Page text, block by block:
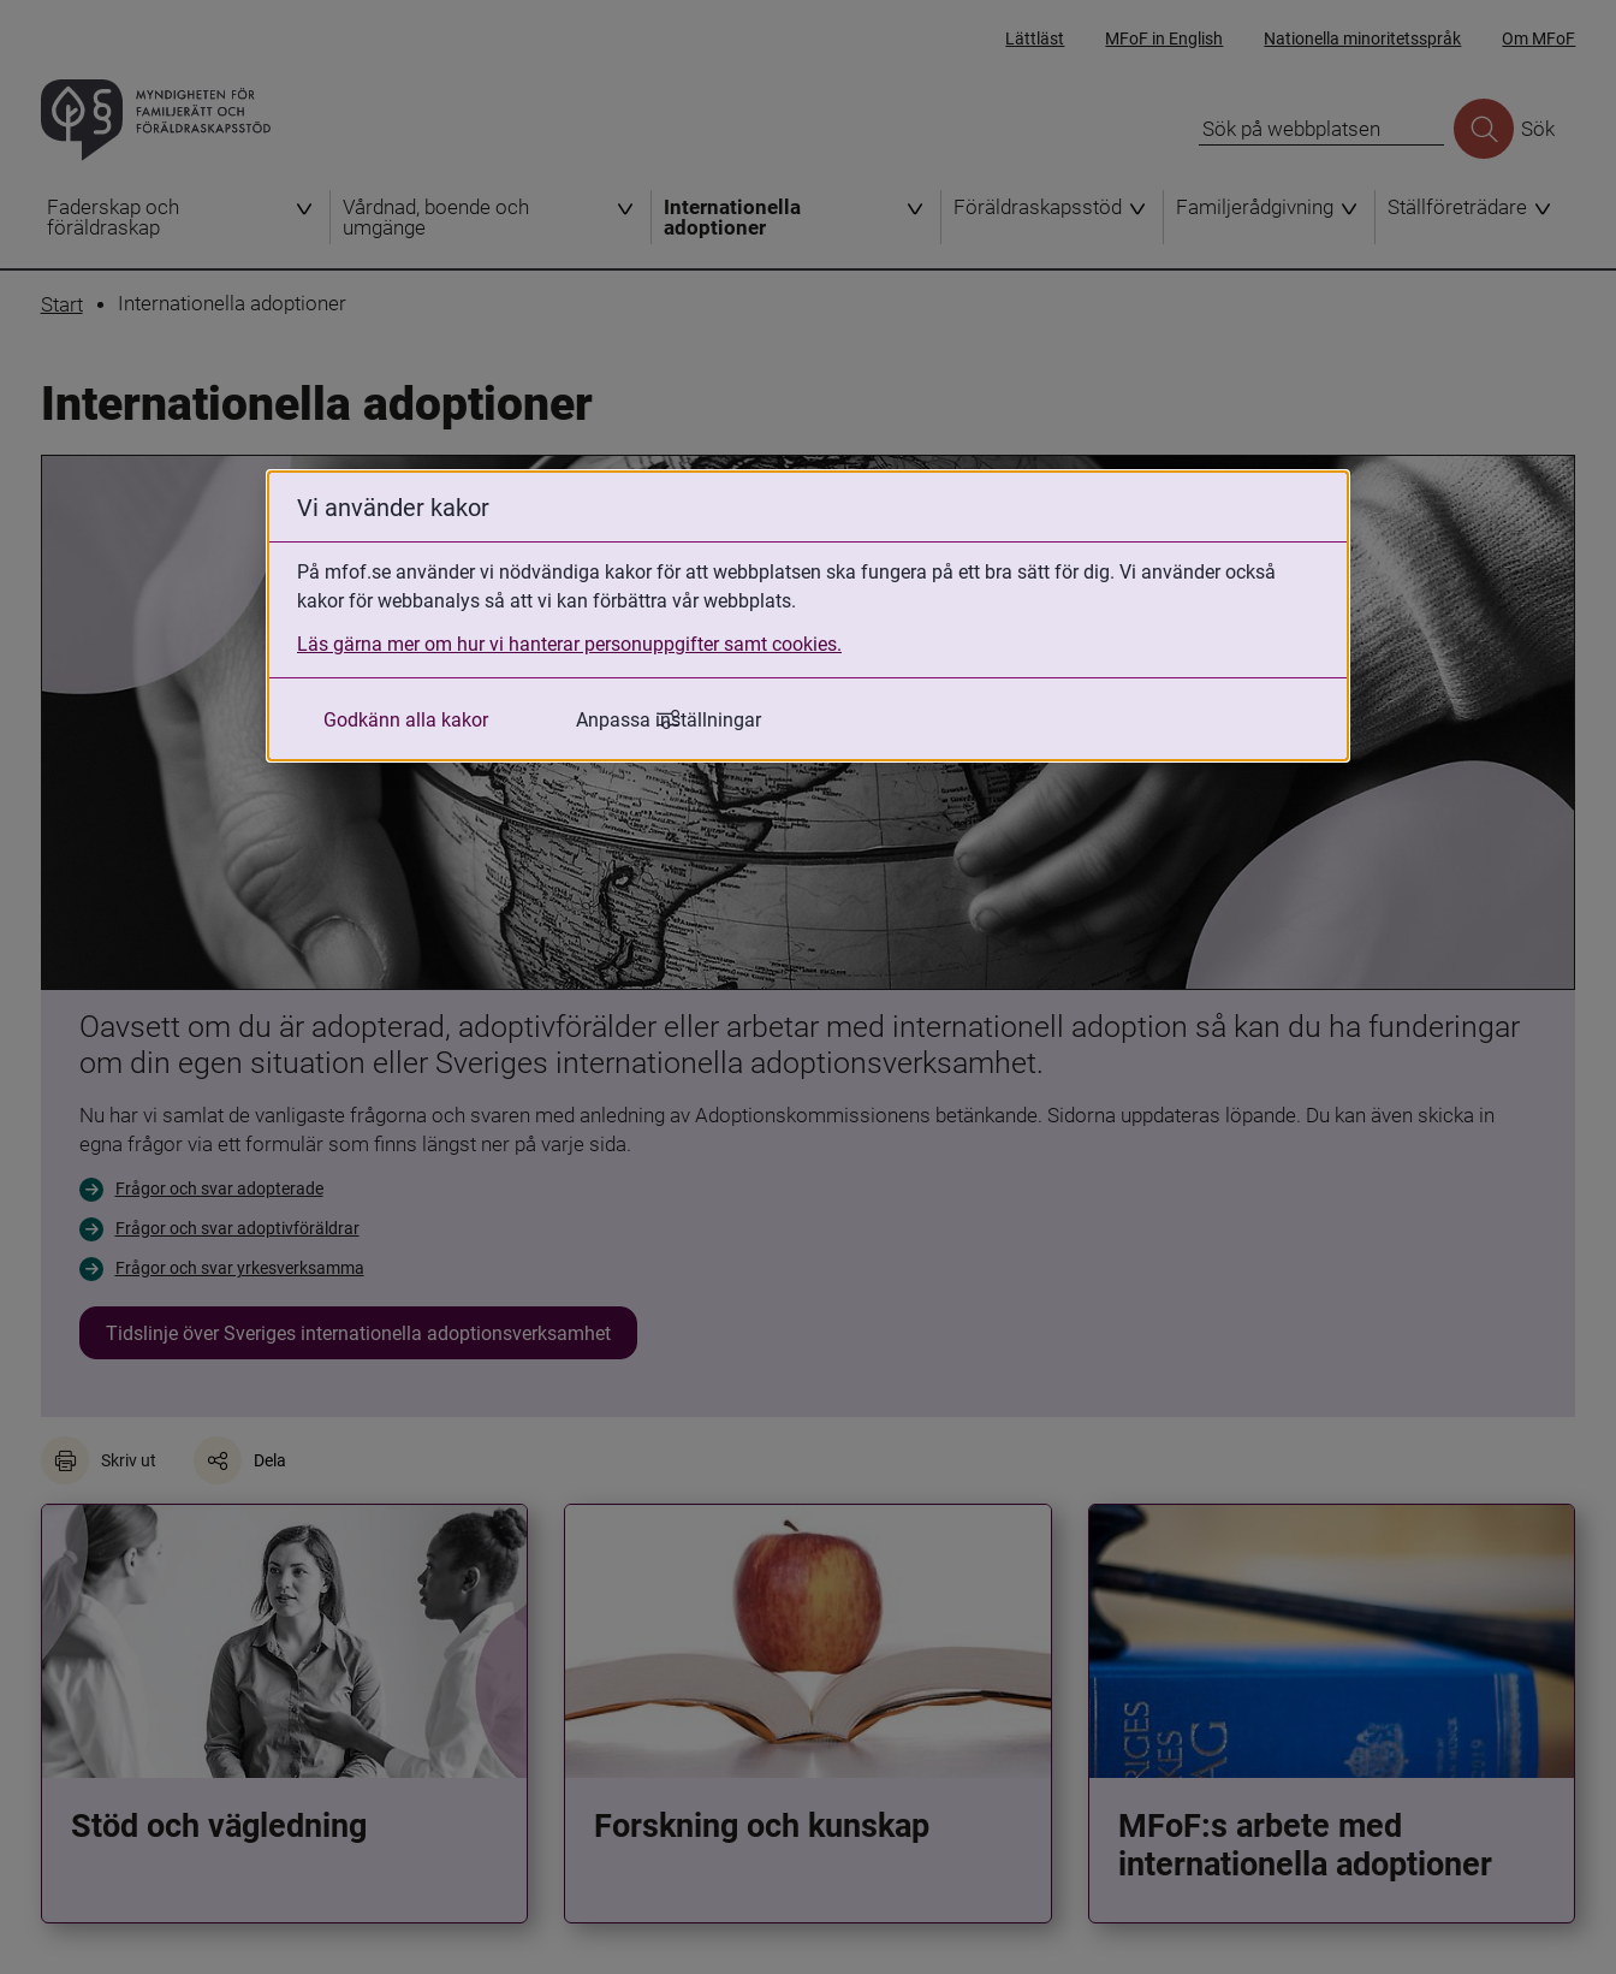
Lättläst MFoF in English Nationella minoritetsspråk Om MFoF
Sök
Faderskap och
föräldraskap
Vårdnad, boende och
umgänge
Internationella
adoptioner
Föräldraskapsstöd Familjerådgivning Ställföreträdare
Start Internationella adoptioner
Internationella adoptioner
Oavsett om du är adopterad, adoptivförälder eller arbetar med internationell adoption så kan du ha funderingar
om din egen situation eller Sveriges internationella adoptionsverksamhet.
Nu har vi samlat de vanligaste frågorna och svaren med anledning av Adoptionskommissionens betänkande. Sidorna uppdateras löpande. Du kan även skicka in
egna frågor via ett formulär som finns längst ner på varje sida.
Frågor och svar adopterade
Frågor och svar adoptivföräldrar
Frågor och svar yrkesverksamma
Tidslinje över Sveriges internationella adoptionsverksamhet
Skriv ut Dela
Stöd och vägledning Forskning och kunskap
MFoF:s arbete med
internationella adoptioner
Vi använder kakor
På mfof.se använder vi nödvändiga kakor för att webbplatsen ska fungera på ett bra sätt för dig. Vi använder också
kakor för webbanalys så att vi kan förbättra vår webbplats.
Läs gärna mer om hur vi hanterar personuppgifter samt cookies.
Godkänn alla kakor Anpassa inställningar